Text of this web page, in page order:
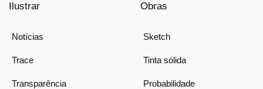
Ilustrar
Notícias
Trace
Transparência
Obras
Sketch
Tinta sólida
Probabilidade